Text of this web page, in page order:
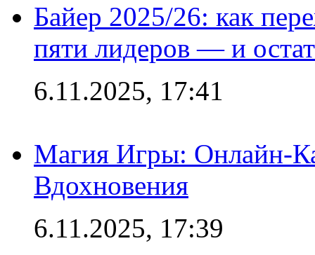
Байер 2025/26: как
пяти лидеров — и
6.11.2025, 17:41
Магия Игры: Онлайн-
Вдохновения
6.11.2025, 17:39